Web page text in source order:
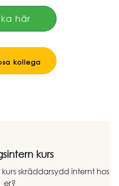
här
kollega
kurs
skräddarsydd internt hos
er?